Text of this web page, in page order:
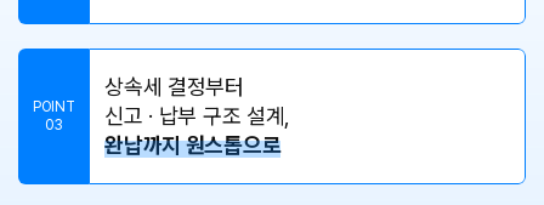
POINT
03
상속세 결정부터
신고 · 납부 구조 설계,
완납까지 원스톱으로